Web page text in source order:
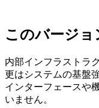
このバージョ
内部インフラストラ
更はシステムの基盤
インターフェースや
いません。